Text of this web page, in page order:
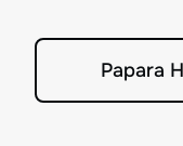
Papara